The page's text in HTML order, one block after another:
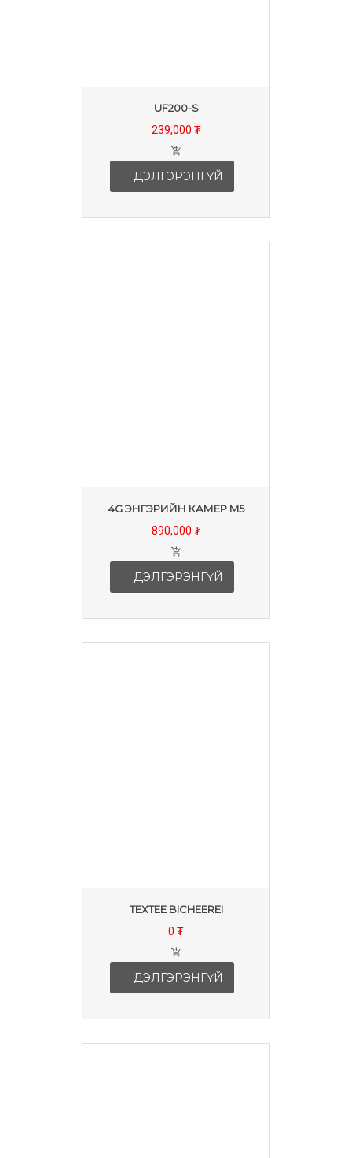
UF200-S
239,000 ₮
ДЭЛГЭРЭНГҮЙ
4G ЭНГЭРИЙН КАМЕР M5
890,000 ₮
ДЭЛГЭРЭНГҮЙ
TEXTEE BICHEEREI
0 ₮
ДЭЛГЭРЭНГҮЙ